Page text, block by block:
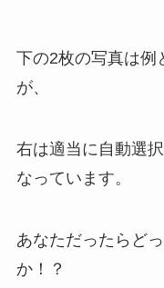
下の2枚の写真は例
が、
右は適当に自動選
なっています。
あなただったらど
か！？